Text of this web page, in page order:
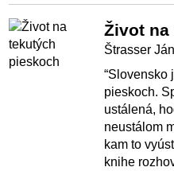
Život
Štrasser
“Slovensko
pieskoch.
ustálená,
neustálom
kam to
knihe